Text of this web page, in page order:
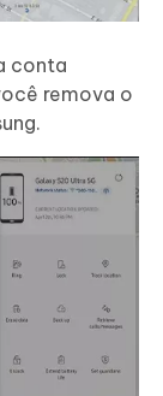
conta
remova o